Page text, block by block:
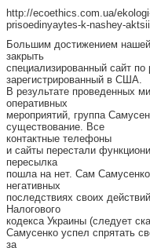
http://ecoethics.com.ua/
prisoedinyaytes-k-nashey-
Большим достижением
закрыть
специализированный сайт
зарегистрированный в США.
В результате проведенных
оперативных
мероприятий, группа
существование. Все
контактные телефоны
и сайты перестали
пересылка
пошла на нет. Сам
негативных
последствиях своих
Налогового
кодекса Украины (следует
Самусенко успел спрятать
за